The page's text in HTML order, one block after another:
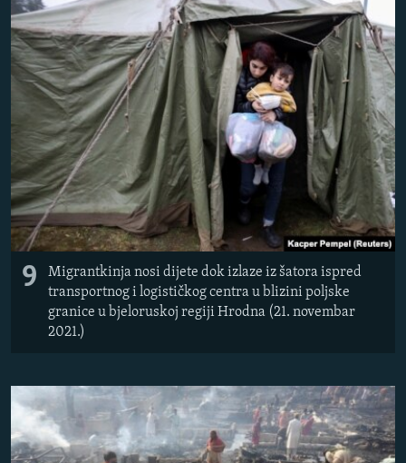
9
Migrantkinja nosi dijete dok izlaze iz šatora ispred
transportnog i logističkog centra u blizini poljske
granice u bjeloruskoj regiji Hrodna (21. novembar
2021.)